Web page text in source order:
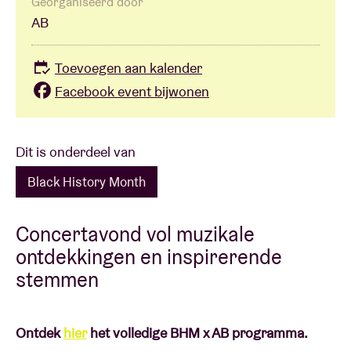
Dit is onderdeel van
Black History Month
Concertavond vol muzikale
ontdekkingen en inspirerende
stemmen
Ontdekhierhet volledige BHM x AB programma.
AB
Toevoegen aan kalender
Facebook event bijwonen